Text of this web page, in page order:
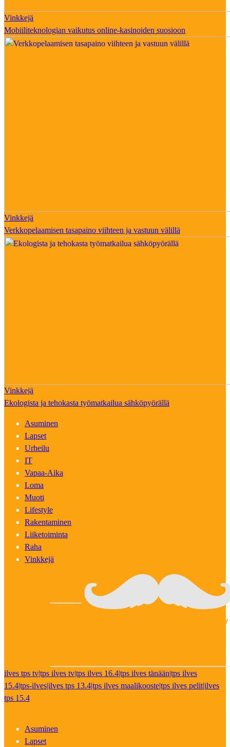
Vinkkejä
Mobiiliteknologian vaikutus online-kasinoiden suosioon
Vinkkejä
Verkkopelaamisen tasapaino viihteen ja vastuun välillä
Vinkkejä
Ekologista ja tehokasta työmatkailua sähköpyörällä
Asuminen
Lapset
Urheilu
IT
Vapaa-Aika
Loma
Muoti
Lifestyle
Rakentaminen
Liiketoiminta
Raha
Vinkkejä
ilves tps tv|tps ilves tv|tps ilves 16.4|tps ilves tänään|tps ilves
15.4|tps-ilves|ilves tps 13.4|tps ilves maalikooste|tps ilves pelit|ilves
tps 15.4
Asuminen
Lapset